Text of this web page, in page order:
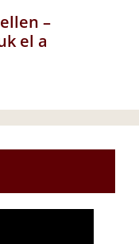
–
el a